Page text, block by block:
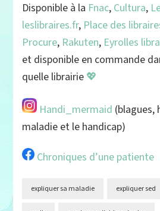
Disponible à la Fnac, Cultura,
leslibraires.fr, Place des
Procure, Rakuten, Eyrolles
et disponible en commande
quelle librairie 💖
Handi_mermaid (blagues,
maladie et le handicap)
Chroniques d’une patiente
expliquer sa maladie expliquer sed